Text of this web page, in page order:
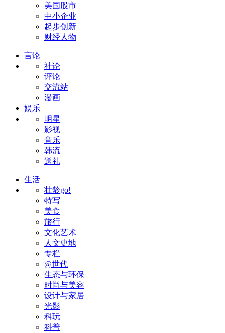
美国股市
中小企业
起步创新
财经人物
言论
社论
评论
交流站
漫画
娱乐
明星
影视
音乐
韩流
送礼
生活
壮龄go!
特写
美食
旅行
文化艺术
人文史地
专栏
@世代
生态与环保
时尚与美容
设计与家居
光影
科玩
科普